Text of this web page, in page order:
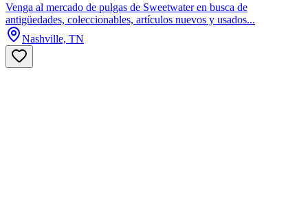
Venga al mercado de pulgas de Sweetwater en busca de
antigüedades, coleccionables, artículos nuevos y usados...
Nashville, TN